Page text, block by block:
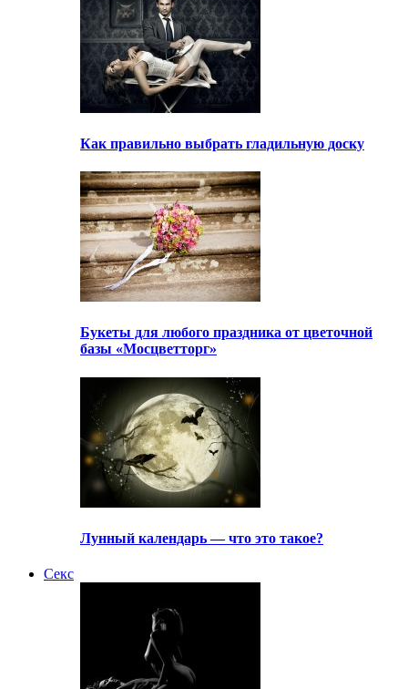
Как правильно выбрать гладильную доску
Букеты для любого праздника от цветочной
базы «Мосцветторг»
Лунный календарь — что это такое?
Секс